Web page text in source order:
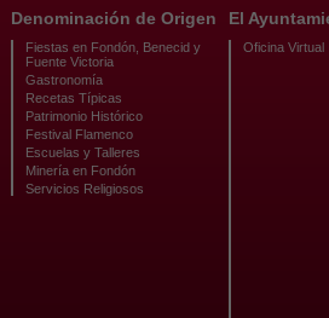
Denominación de Origen
Fiestas en Fondón, Benecid y
Fuente Victoria
Gastronomía
Recetas Típicas
Patrimonio Histórico
Festival Flamenco
Escuelas y Talleres
Minería en Fondón
Servicios Religiosos
El
Oficina Virtual